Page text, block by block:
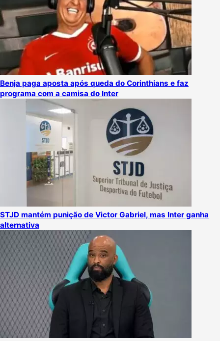
Benja paga aposta após queda do Corinthians e faz
programa com a camisa do Inter
STJD mantém punição de Victor Gabriel, mas Inter ganha
alternativa